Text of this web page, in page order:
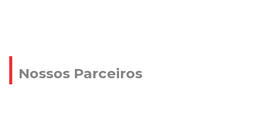
Nossos Parceiros